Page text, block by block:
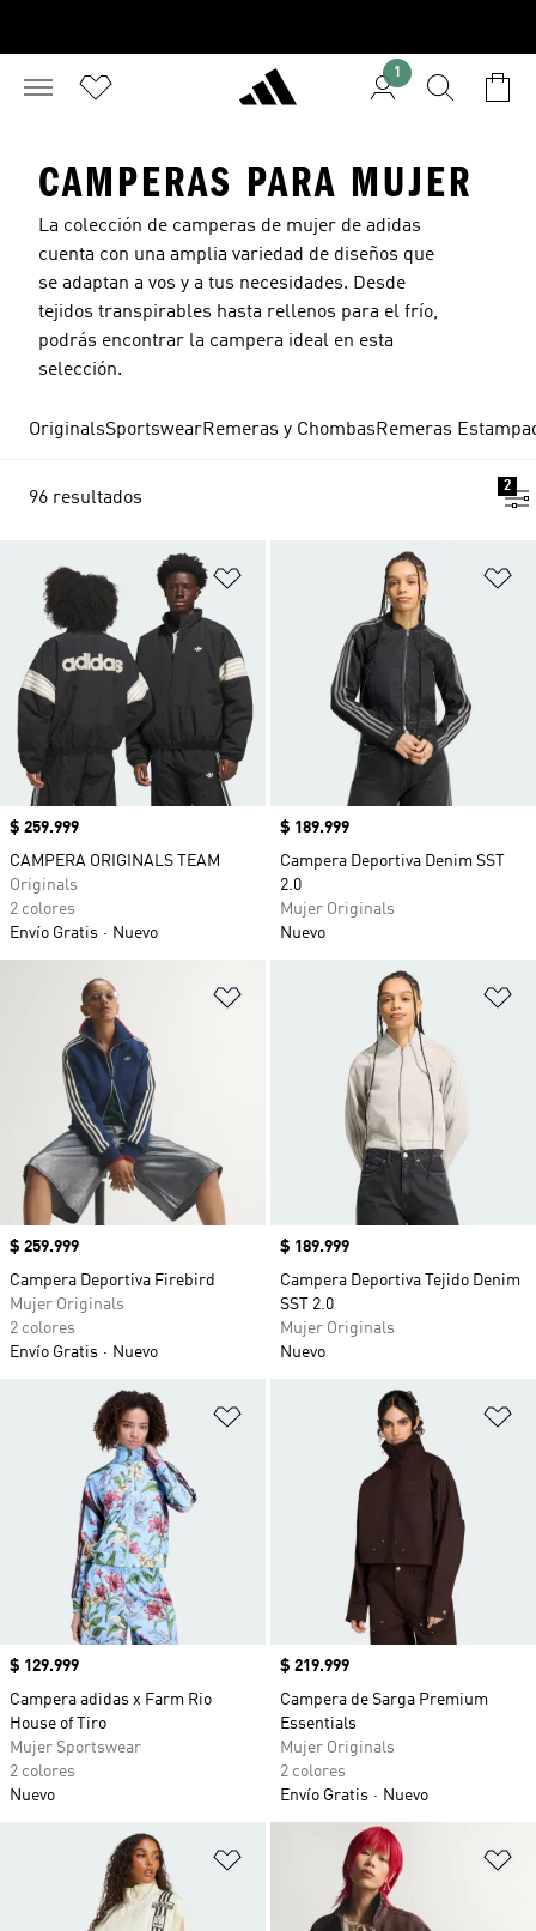
1
CAMPERAS PARA MUJER
La colección de camperas de mujer de adidas
cuenta con una amplia variedad de diseños que
se adaptan a vos y a tus necesidades. Desde
tejidos transpirables hasta rellenos para el frío,
podrás encontrar la campera ideal en esta
selección.
OriginalsSportswearRemeras y ChombasRemeras
96 resultados
2
Añadir a la lista de deseos
Precio
$ 259.999
CAMPERA ORIGINALS TEAM
Originals
2 colores
Envío Gratis
Nuevo
Precio
$ 189.999
Campera Deportiva Denim SST
2.0
Mujer Originals
Nuevo
Añadir a la lista de deseos
Precio
$ 259.999
Campera Deportiva Firebird
Mujer Originals
2 colores
Envío Gratis
Nuevo
Precio
$ 189.999
Campera Deportiva Tejido Denim
SST 2.0
Mujer Originals
Nuevo
Añadir a la lista de deseos
Precio
$ 129.999
Campera adidas x Farm Rio
House of Tiro
Mujer Sportswear
2 colores
Nuevo
Precio
$ 219.999
Campera de Sarga Premium
Essentials
Mujer Originals
2 colores
Envío Gratis
Nuevo
Añadir a la lista de deseos